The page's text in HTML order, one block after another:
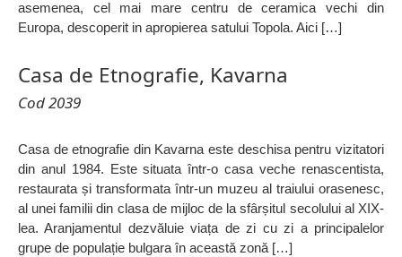
asemenea, cel mai mare centru de ceramica vechi din
Europa, descoperit in apropierea satului Topola. Aici […]
Casa de Etnografie, Kavarna
Cod 2039
Casa de etnografie din Kavarna este deschisa pentru vizitatori
din anul 1984. Este situata într-o casa veche renascentista,
restaurata și transformata într-un muzeu al traiului orasenesc,
al unei familii din clasa de mijloc de la sfârșitul secolului al XIX-
lea. Aranjamentul dezvăluie viața de zi cu zi a principalelor
grupe de populație bulgara în această zonă […]